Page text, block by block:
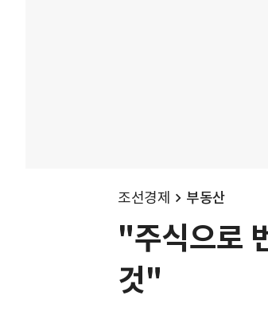
조선경제 부동산
"주식으로
것"